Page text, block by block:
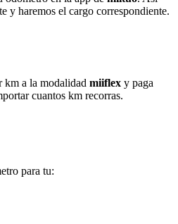
y haremos el cargo correspondiente.
km a la modalidad miiflex y paga
cuantos km recorras.
para tu: